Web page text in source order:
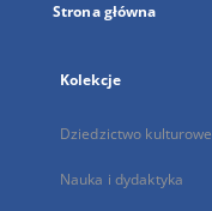
Strona główna
Kolekcje
Dziedzictwo kulturowe
Nauka i dydaktyka